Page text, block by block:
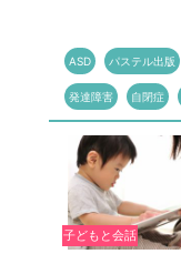
ASD パステル出版
発達障害 自閉症
子どもと会話